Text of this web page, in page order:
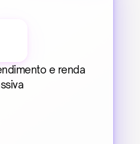
e renda